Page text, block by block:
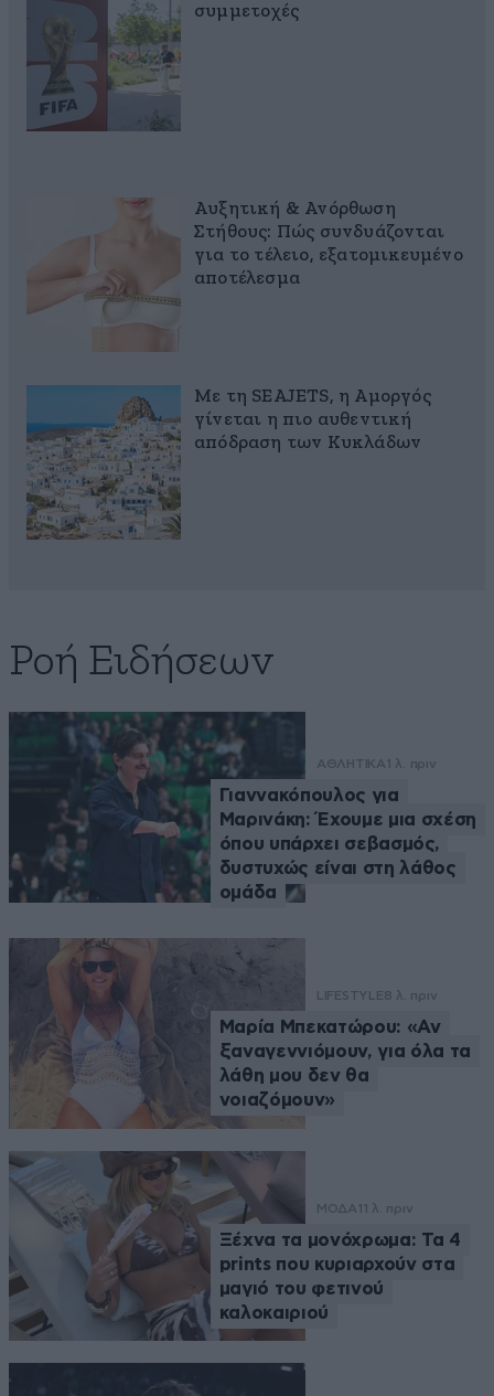
συμμετοχές
Αυξητική & Ανόρθωση
Στήθους: Πώς συνδυάζονται
για το τέλειο, εξατομικευμένο
αποτέλεσμα
Με τη SEAJETS, η Αμοργός
γίνεται η πιο αυθεντική
απόδραση των Κυκλάδων
Ροή Ειδήσεων
ΑΘΛΗΤΙΚΑ 1 λ. πριν
Γιαννακόπουλος για
Μαρινάκη: Έχουμε μια σχέση
όπου υπάρχει σεβασμός,
δυστυχώς είναι στη λάθος
ομάδα
LIFESTYLE8 λ. πριν
Μαρία Μπεκατώρου: «Αν
ξαναγεννιόμουν, για όλα τα
λάθη μου δεν θα
νοιαζόμουν»
ΜΟΔΑ 11 λ. πριν
Ξέχνα τα μονόχρωμα: Τα 4
prints που κυριαρχούν στα
μαγιό του φετινού
καλοκαιριού